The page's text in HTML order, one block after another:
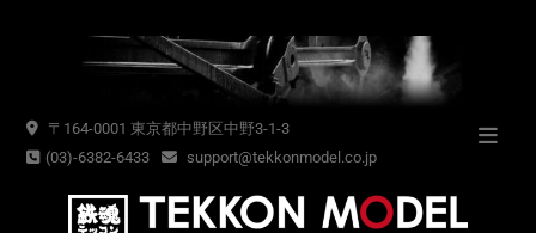
〒164-0001 東京都中野区中野3-1-3
(03)-6382-6433
support@tekkonmodel.co.jp